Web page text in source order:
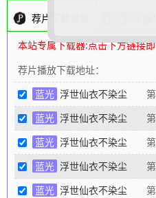
荐片下载播放
本站专属下载器:点击下方链接
荐片播放下载地址：
蓝光 浮世仙衣不染尘 第
蓝光 浮世仙衣不染尘 第
蓝光 浮世仙衣不染尘 第
蓝光 浮世仙衣不染尘 第
蓝光 浮世仙衣不染尘 第